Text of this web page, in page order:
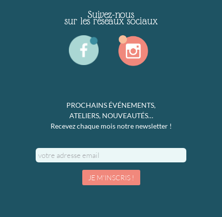
Suivez-nous
sur les réseaux sociaux
PROCHAINS ÉVÉNEMENTS,
ATELIERS, NOUVEAUTÉS…
Recevez chaque mois notre newsletter !